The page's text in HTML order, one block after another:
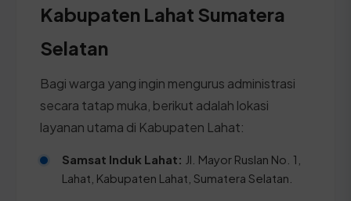
Kabupaten Lahat Sumatera
Selatan
Bagi warga yang ingin mengurus administrasi
secara tatap muka, berikut adalah lokasi
layanan utama di Kabupaten Lahat:
Samsat Induk Lahat: Jl. Mayor Ruslan No. 1,
Lahat, Kabupaten Lahat, Sumatera Selatan.